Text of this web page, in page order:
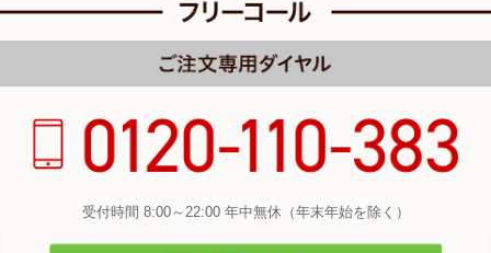
受付時間 8:00～22:00 年中無休（年末年始を除く）